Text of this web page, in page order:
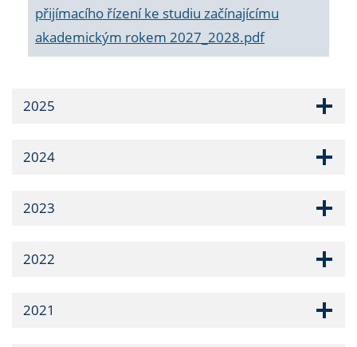
přijímacího řízení ke studiu začínajícímu
akademickým rokem 2027_2028.pdf
2025
2024
2023
2022
2021